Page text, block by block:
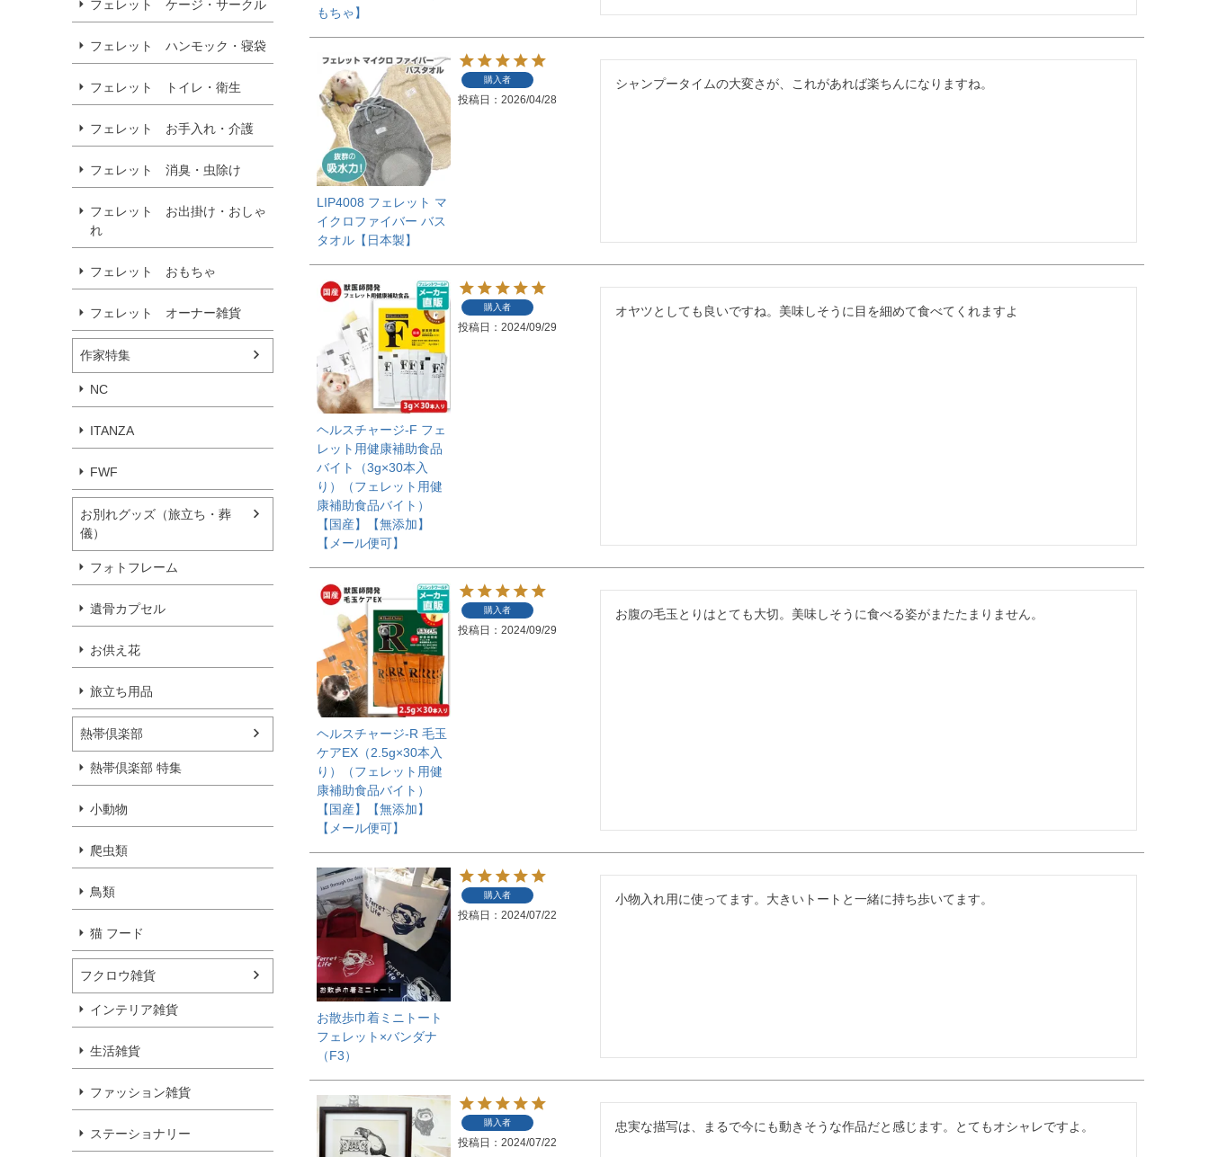
フェレット ケージ・サークル
フェレット ハンモック・寝袋
フェレット トイレ・衛生
フェレット お手入れ・介護
フェレット 消臭・虫除け
フェレット お出掛け・おしゃ
れ
フェレット おもちゃ
フェレット オーナー雑貨
作家特集
NC
ITANZA
FWF
お別れグッズ（旅立ち・葬
儀）
フォトフレーム
遺骨カプセル
お供え花
旅立ち用品
熱帯倶楽部
熱帯倶楽部 特集
小動物
爬虫類
鳥類
猫 フード
フクロウ雑貨
インテリア雑貨
生活雑貨
ファッション雑貨
ステーショナリー
もちゃ】
LIP4008 フェレット マ
イクロファイバー バス
タオル【日本製】
購入者
投稿日 2026/04/28
シャンプータイムの大変さが、これがあれば楽ちんになりますね。
ヘルスチャージ-F フェ
レット用健康補助食品
バイト（3g×30本入
り）（フェレット用健
康補助食品バイト）
【国産】【無添加】
【メール便可】
購入者
投稿日 2024/09/29
オヤツとしても良いですね。美味しそうに目を細めて食べてくれますよ
ヘルスチャージ-R 毛玉
ケアEX（2.5g×30本入
り）（フェレット用健
康補助食品バイト）
【国産】【無添加】
【メール便可】
購入者
投稿日 2024/09/29
お腹の毛玉とりはとても大切。美味しそうに食べる姿がまたたまりません。
お散歩巾着ミニトート
フェレット×バンダナ
（F3）
購入者
投稿日 2024/07/22
小物入れ用に使ってます。大きいトートと一緒に持ち歩いてます。
購入者
投稿日 2024/07/22
忠実な描写は、まるで今にも動きそうな作品だと感じます。とてもオシャレですよ。